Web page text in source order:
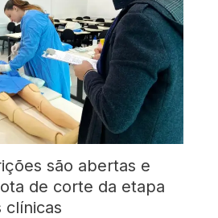
são abertas e
de corte da etapa
clínicas